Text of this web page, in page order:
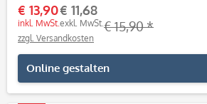
€ 13,90
inkl. MwSt.
€ 11,68
exkl. MwSt.€ 15,90 *
zzgl. Versandkosten
Online gestalten